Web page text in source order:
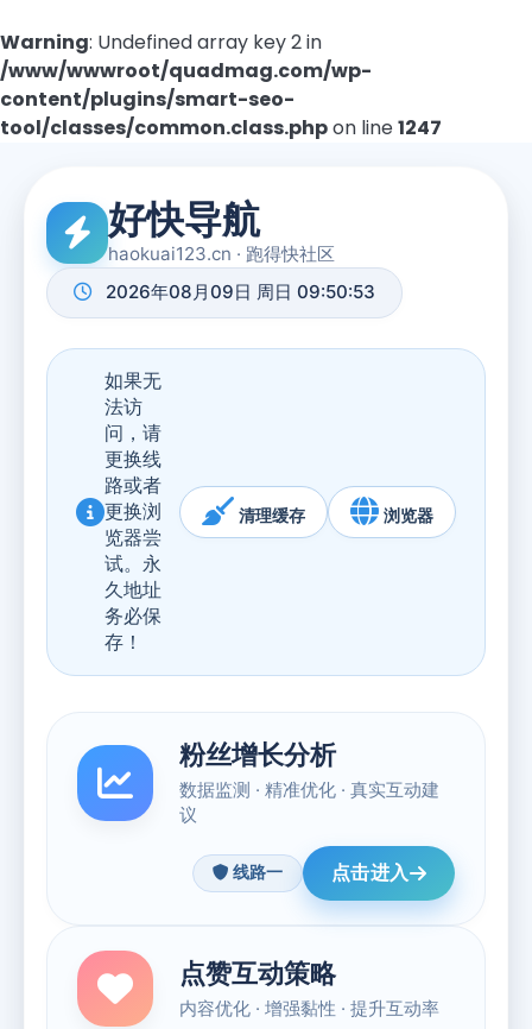
Warning: Undefined array key 2 in
/www/wwwroot/quadmag.com/wp-
content/plugins/smart-seo-
tool/classes/common.class.phpon line1247